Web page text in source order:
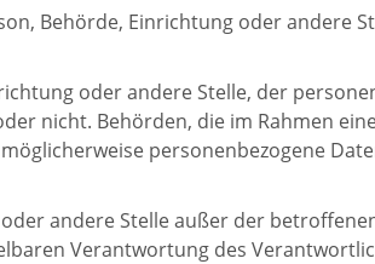
Behörde, Einrichtung oder andere
oder andere Stelle, der
nicht. Behörden, die im Rahmen
personenbezogene
andere Stelle außer der
Verantwortung des